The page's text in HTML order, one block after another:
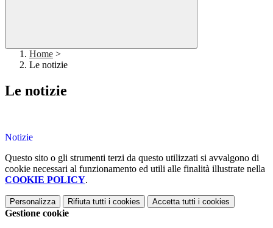
Home >
Le notizie
Le notizie
Notizie
Questo sito o gli strumenti terzi da questo utilizzati si avvalgono di
cookie necessari al funzionamento ed utili alle finalità illustrate nella
COOKIE POLICY.
Personalizza Rifiuta tutti i cookies Accetta tutti i cookies
Gestione cookie